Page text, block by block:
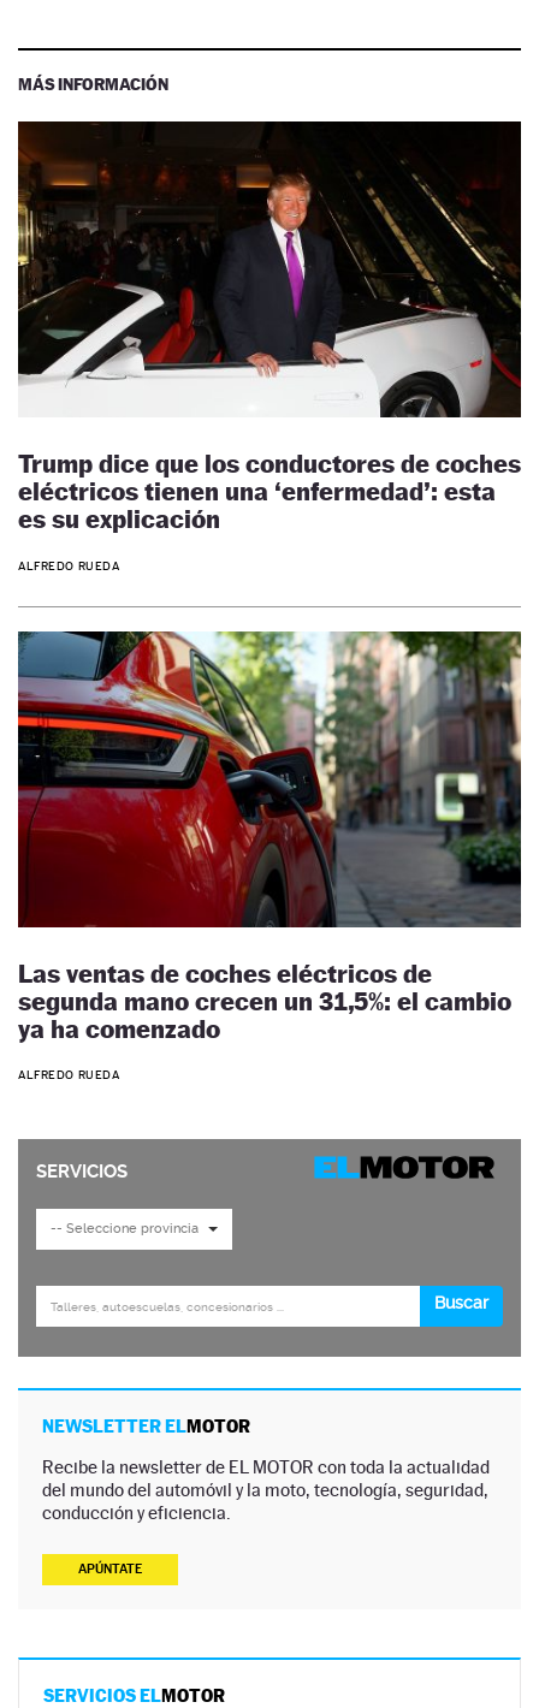
MÁS INFORMACIÓN
Trump dice que los conductores de coches
eléctricos tienen una ‘enfermedad’: esta
es su explicación
ALFREDO RUEDA
Las ventas de coches eléctricos de
segunda mano crecen un 31,5%: el cambio
ya ha comenzado
ALFREDO RUEDA
NEWSLETTER ELMOTOR
Recibe la newsletter de EL MOTOR con toda la actualidad
del mundo del automóvil y la moto, tecnología, seguridad,
conducción y eficiencia.
APÚNTATE
SERVICIOS ELMOTOR